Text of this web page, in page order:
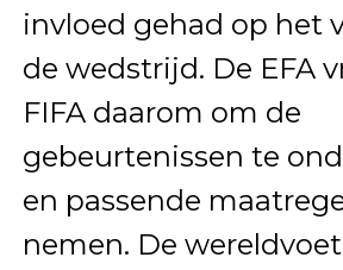
invloed gehad op het
de wedstrijd. De EFA
FIFA daarom om de
gebeurtenissen te
en passende
nemen. De